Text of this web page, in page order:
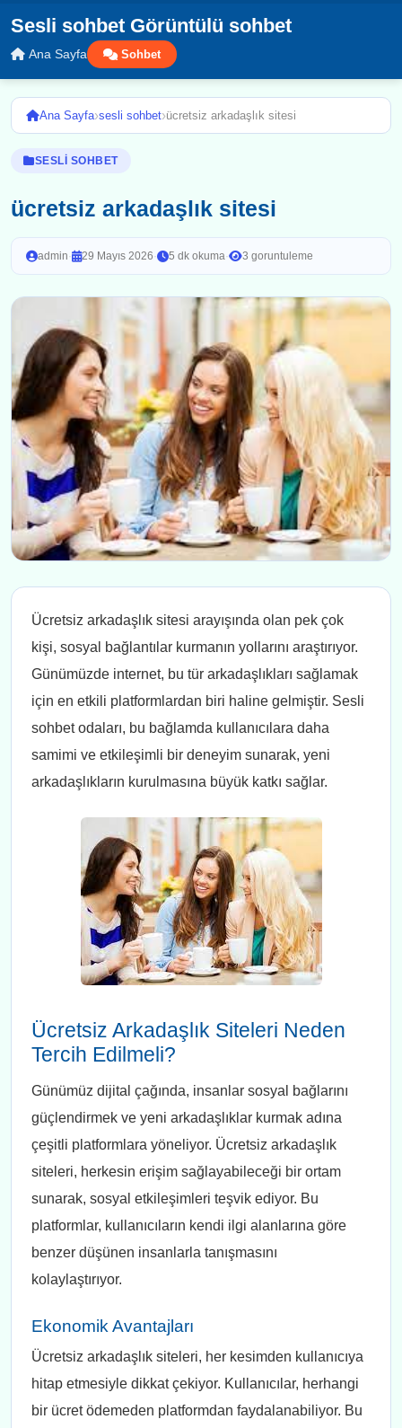
Sesli sohbet Görüntülü sohbet
Ana Sayfa Sohbet
Ana Sayfa›sesli sohbet›ücretsiz arkadaşlık sitesi
SESLI SOHBET
ücretsiz arkadaşlık sitesi
admin· 29 Mayıs 2026· 5 dk okuma· 3 goruntuleme
Ücretsiz arkadaşlık sitesi arayışında olan pek çok
kişi, sosyal bağlantılar kurmanın yollarını araştırıyor.
Günümüzde internet, bu tür arkadaşlıkları sağlamak
için en etkili platformlardan biri haline gelmiştir. Sesli
sohbet odaları, bu bağlamda kullanıcılara daha
samimi ve etkileşimli bir deneyim sunarak, yeni
arkadaşlıkların kurulmasına büyük katkı sağlar.
Ücretsiz Arkadaşlık Siteleri Neden
Tercih Edilmeli?
Günümüz dijital çağında, insanlar sosyal bağlarını
güçlendirmek ve yeni arkadaşlıklar kurmak adına
çeşitli platformlara yöneliyor. Ücretsiz arkadaşlık
siteleri, herkesin erişim sağlayabileceği bir ortam
sunarak, sosyal etkileşimleri teşvik ediyor. Bu
platformlar, kullanıcıların kendi ilgi alanlarına göre
benzer düşünen insanlarla tanışmasını
kolaylaştırıyor.
Ekonomik Avantajları
Ücretsiz arkadaşlık siteleri, her kesimden kullanıcıya
hitap etmesiyle dikkat çekiyor. Kullanıcılar, herhangi
bir ücret ödemeden platformdan faydalanabiliyor. Bu